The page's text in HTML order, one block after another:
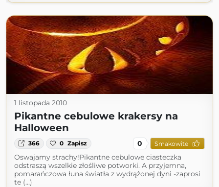
1 listopada 2010
Pikantne cebulowe krakersy na
Halloween
366 0 Zapisz 0 Smakowite
Oswajamy strachy!Pikantne cebulowe ciasteczka
odstraszą wszelkie złośliwe potworki. A przyjemna,
pomarańczowa łuna światła z wydrążonej dyni -zaprosi
te (...)